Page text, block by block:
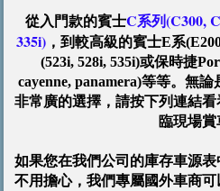
從入門款的賓士C系列(C300,
335i)，到較高級的賓士E系
(523i, 528i, 535i)或保時捷
cayenne, panamera)等等。無
非常廣的選擇，請按下列連結
臨現場賞
如果您在我們公司的庫存車源表
不用擔心，我們專屬國外車商